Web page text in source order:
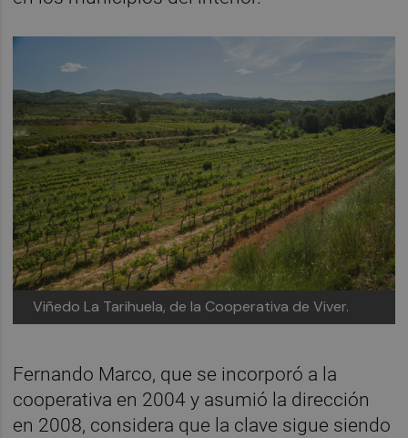
Viñedo La Tarihuela, de la Cooperativa de Viver.
Fernando Marco, que se incorporó a la
cooperativa en 2004 y asumió la dirección
en 2008, considera que la clave sigue siendo